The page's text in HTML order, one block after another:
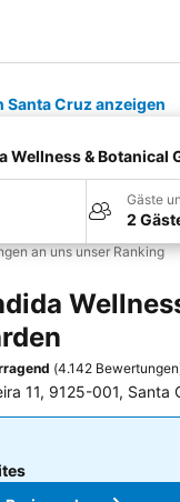
Santa Cruz anzeigen
Wellness & Botanical
Gäste
2
an uns unser Ranking
(4.142 Bewertungen
11, 9125-001, Santa